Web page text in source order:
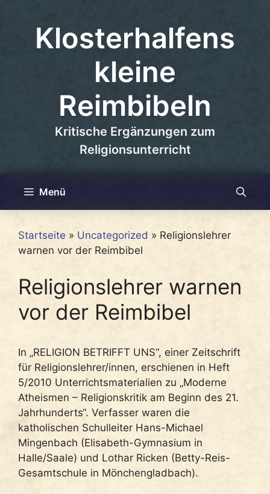
springenKlosterhalfens
kleine
Reimbibeln
Kritische Ergänzungen zum
Religionsunterricht
Menü
Startseite » Uncategorized » Religionslehrer
warnen vor der Reimbibel
Religionslehrer warnen
vor der Reimbibel
In „RELIGION BETRIFFT UNS“, einer Zeitschrift
für Religionslehrer/innen, erschienen in Heft
5/2010 Unterrichtsmaterialien zu „Moderne
Atheismen – Religionskritik am Beginn des 21.
Jahrhunderts“. Verfasser waren die
katholischen Schulleiter Hans-Michael
Mingenbach (Elisabeth-Gymnasium in
Halle/Saale) und Lothar Ricken (Betty-Reis-
Gesamtschule in Mönchengladbach).